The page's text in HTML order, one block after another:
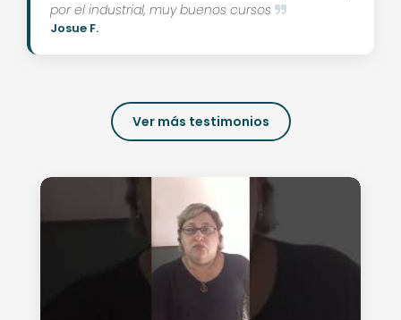
por el industrial, muy buenos cursos
Josue F.
Ver más testimonios